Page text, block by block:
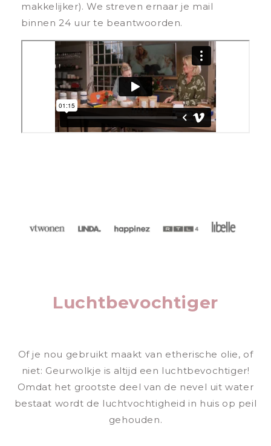
makkelijker). We streven ernaar je mail
binnen 24 uur te beantwoorden.
Luchtbevochtiger
Of je nou gebruikt maakt van etherische olie, of
niet: Geurwolkje is altijd een luchtbevochtiger!
Omdat het grootste deel van de nevel uit water
bestaat wordt de luchtvochtigheid in huis op peil
gehouden.